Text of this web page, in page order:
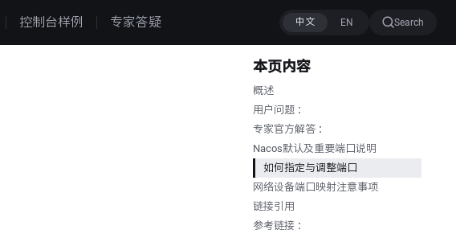
控制台样例 专家答疑 Search
本页内容
概述
用户问题 ：
专家官方解答 ：
Nacos默认及重要端口说明
如何指定与调整端口
网络设备端口映射注意事项
链接引用
参考链接 ：